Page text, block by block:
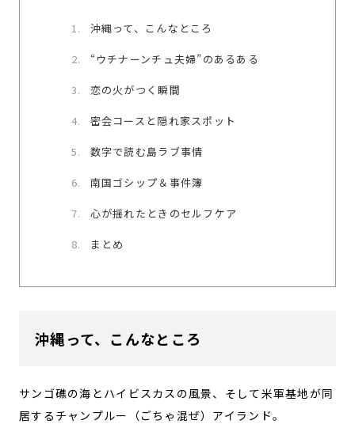
沖縄って、こんなところ
“ウチナーンチュ夫婦”のあるある
恋の火がつく瞬間
密会コースと隠れ家スポット
数字で読む島ラブ事情
南国ゴシップ＆事件簿
心が揺れたときのセルフケア
まとめ
沖縄って、こんなところ
サンゴ礁の海とハイビスカスの風景、そして米軍基地が同
居するチャンプルー（ごちゃ混ぜ）アイランド。